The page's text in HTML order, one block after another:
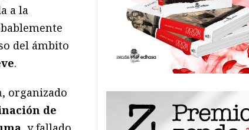
a la
del ámbito
.
organizado
de